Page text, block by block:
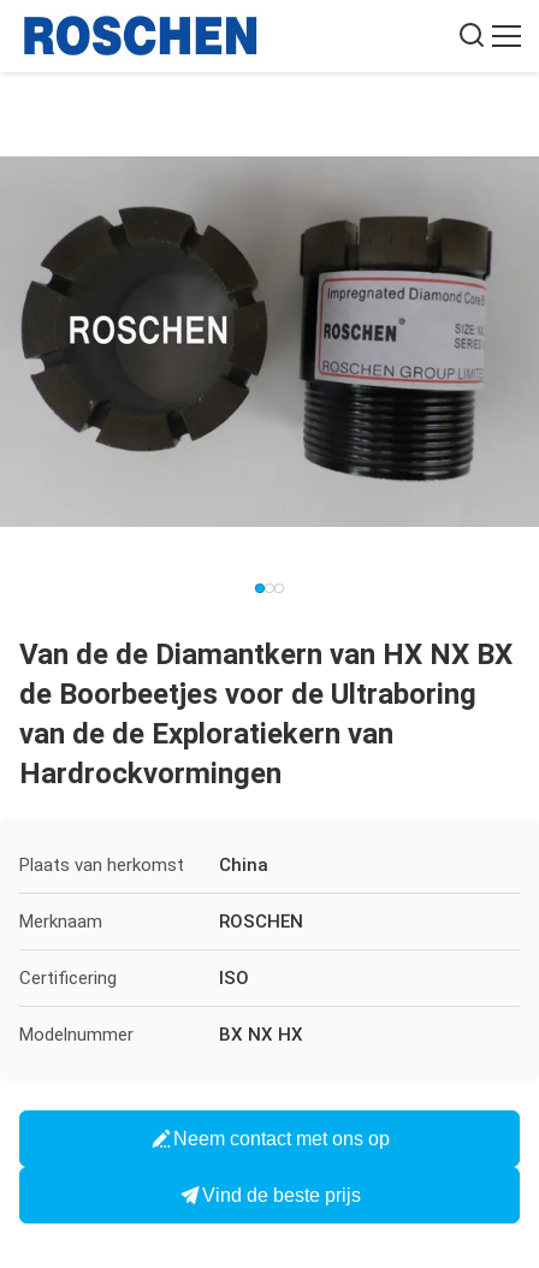
Van de de Diamantkern van HX NX BX
de Boorbeetjes voor de Ultraboring
van de de Exploratiekern van
Hardrockvormingen
Plaats van herkomst China
Merknaam ROSCHEN
Certificering ISO
Modelnummer BX NX HX
Neem contact met ons op
Vind de beste prijs